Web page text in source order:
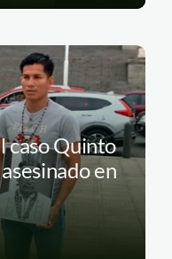
caso Quinto
en